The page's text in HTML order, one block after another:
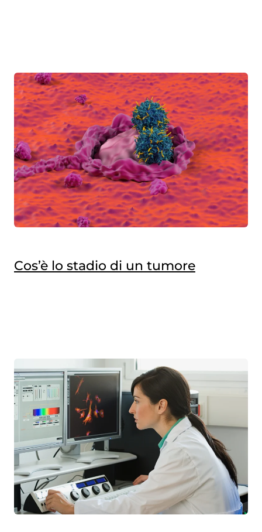
Cos’è lo stadio di un tumore